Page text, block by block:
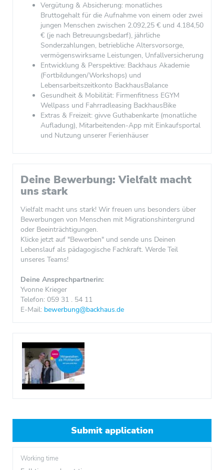
Vergütung & Absicherung: monatliches
Bruttogehalt für die Aufnahme von einem oder zwei
jungen Menschen zwischen 2.092,25 € und 4.184,50
€ (je nach Betreuungsbedarf), jährliche
Sonderzahlungen, betriebliche Altersvorsorge,
vermögenswirksame Leistungen, Unfallversicherung
Entwicklung & Perspektive: Backhaus Akademie
(Fortbildungen/Workshops) und
Lebensarbeitszeitkonto BackhausBalance
Gesundheit & Mobilität: Firmenfitness EGYM
Wellpass und Fahrradleasing BackhausBike
Extras & Freizeit: givve Guthabenkarte (monatliche
Aufladung), Mitarbeitenden-App mit Einkaufsportal
und Nutzung unserer Ferienhäuser
Deine Bewerbung: Vielfalt macht
uns stark
Vielfalt macht uns stark! Wir freuen uns besonders über
Bewerbungen von Menschen mit Migrationshintergrund
oder Beeinträchtigungen.
Klicke jetzt auf "Bewerben" und sende uns Deinen
Lebenslauf als pädagogische Fachkraft. Werde Teil
unseres Teams!
Deine Ansprechpartnerin:
Yvonne Krieger
Telefon: 059 31 . 54 11
E-Mail: bewerbung@backhaus.de
Submit application
Working time